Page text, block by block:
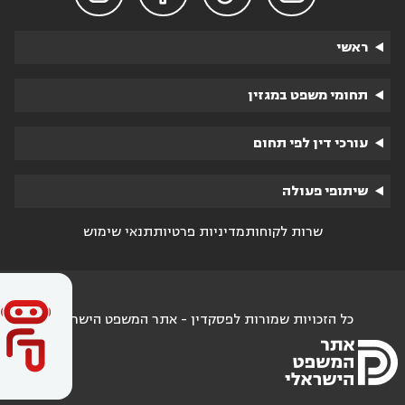
ראשי
תחומי משפט במגזין
עורכי דין לפי תחום
שיתופי פעולה
שרות לקוחותמדיניות פרטיותתנאי שימוש
כל הזכויות שמורות לפסקדין - אתר המשפט הישראלי